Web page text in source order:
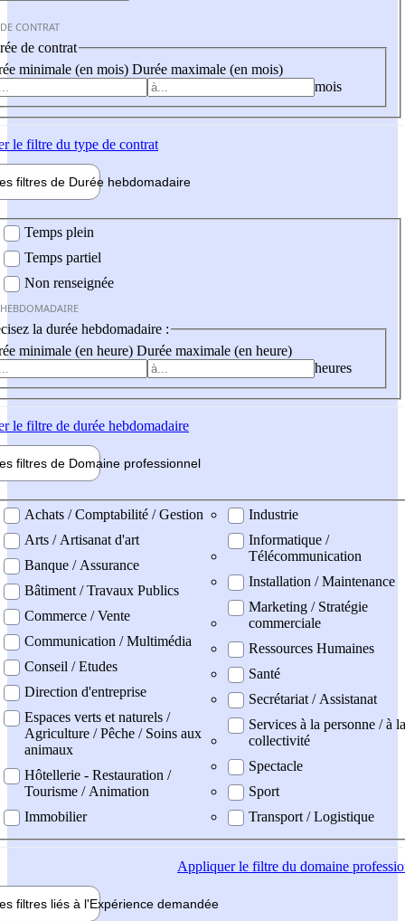
CONTRAT
de contrat
minimale (en mois) Durée maximale (en mois)
mois
le filtre du type de contrat
filtres de Durée hebdomadaire
Temps plein
Temps partiel
Non renseignée
la durée hebdomadaire :
minimale (en heure) Durée maximale (en heure)
heures
le filtre de durée hebdomadaire
filtres de Domaine professionnel
professionel
Achats / Comptabilité / Gestion
Arts / Artisanat d'art
Banque / Assurance
Bâtiment / Travaux Publics
Commerce / Vente
Communication / Multimédia
Conseil / Etudes
Direction d'entreprise
Espaces verts et naturels /
Agriculture / Pêche / Soins aux
animaux
Hôtellerie - Restauration /
Tourisme / Animation
Immobilier
Industrie
Informatique /
Télécommunication
Installation / Maintenance
Marketing / Stratégie
commerciale
Ressources Humaines
Santé
Secrétariat / Assistanat
Services à la personne / à la
collectivité
Spectacle
Sport
Transport / Logistique
Appliquerle filtre du domaine
filtres liés à l'Expérience demandée